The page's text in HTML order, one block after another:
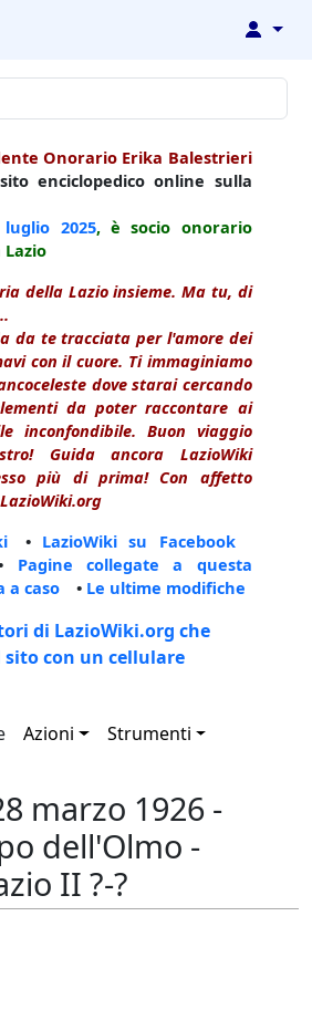
↓
Onorario Erika Balestrieri
enciclopedico online sulla
2025, è socio onorario
Lazio
della Lazio insieme. Ma tu, di
da te tracciata per l'amore dei
con il cuore. Ti immaginiamo
dove starai cercando
da poter raccontare ai
Buon viaggio
Guida ancora LazioWiki
più di prima! Con affetto
• LazioWiki su Facebook
Pagine collegate a questa
a caso • Le ultime modifiche
di LazioWiki.org che
sito con un cellulare
Azioni Strumenti
marzo 1926 -
dell'Olmo -
II ?-?